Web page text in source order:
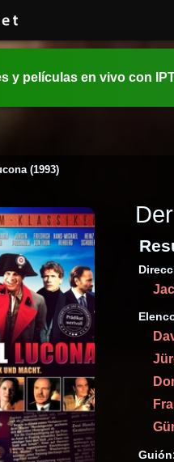
y películas en vivo con
(1993)